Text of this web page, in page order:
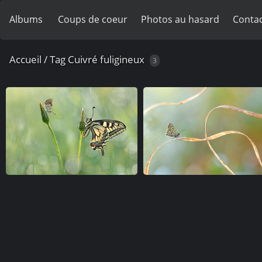
Albums Coups de coeur Photos au hasard
Accueil /Tag Cuivré fuligineux 3